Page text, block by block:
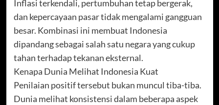
Inflasi terkendali, pertumbuhan tetap bergerak,
dan kepercayaan pasar tidak mengalami gangguan
besar. Kombinasi ini membuat Indonesia
dipandang sebagai salah satu negara yang cukup
tahan terhadap tekanan eksternal.
Kenapa Dunia Melihat Indonesia Kuat
Penilaian positif tersebut bukan muncul tiba-tiba.
Dunia melihat konsistensi dalam beberapa aspek